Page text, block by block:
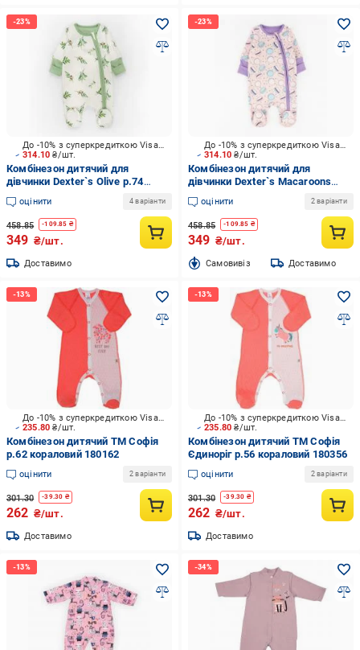
314.10₴/шт.
До -10% з суперкредиткою Visa Вигода
Комбінезон дитячий для
дівчинки Dexter`s Olive р.74
молочний 300392
оцінити 4 варіанти
458.85 -109.85 ₴
349 ₴/шт.
Доставимо
314.10₴/шт.
До -10% з суперкредиткою Visa Вигода
Комбінезон дитячий для
дівчинки Dexter`s Macaroons
р.74 рожевий 300371
оцінити 2 варіанти
458.85 -109.85 ₴
349 ₴/шт.
Cамовивіз Доставимо
235.80₴/шт.
До -10% з суперкредиткою Visa Вигода
Комбінезон дитячий ТМ Софія
р.62 кораловий 180162
оцінити 2 варіанти
301.30 -39.30 ₴
262 ₴/шт.
Доставимо
235.80₴/шт.
До -10% з суперкредиткою Visa Вигода
Комбінезон дитячий ТМ Софія
Єдиноріг р.56 кораловий 180356
оцінити 2 варіанти
301.30 -39.30 ₴
262 ₴/шт.
Доставимо